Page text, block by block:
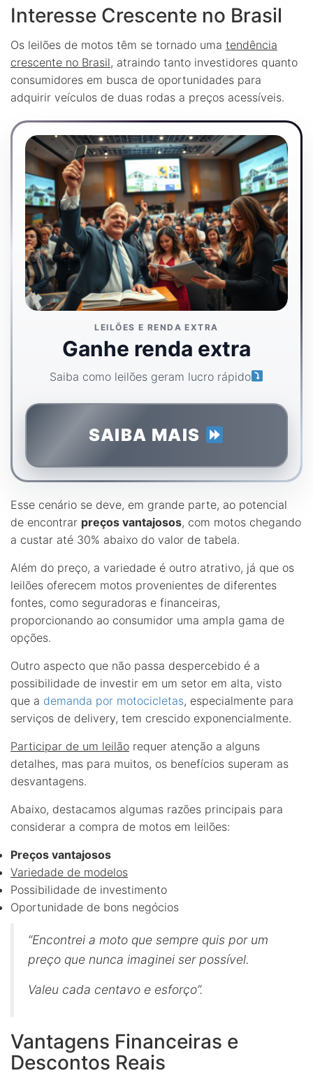
Interesse Crescente no Brasil
Os leilões de motos têm se tornado uma tendência
crescente no Brasil, atraindo tanto investidores quanto
consumidores em busca de oportunidades para
adquirir veículos de duas rodas a preços acessíveis.
LEILÕES E RENDA EXTRA
Ganhe renda extra
Saiba como leilões geram lucro rápido
SAIBA MAIS
Esse cenário se deve, em grande parte, ao potencial
de encontrar preços vantajosos, com motos chegando
a custar até 30% abaixo do valor de tabela.
Além do preço, a variedade é outro atrativo, já que os
leilões oferecem motos provenientes de diferentes
fontes, como seguradoras e financeiras,
proporcionando ao consumidor uma ampla gama de
opções.
Outro aspecto que não passa despercebido é a
possibilidade de investir em um setor em alta, visto
que a demanda por motocicletas, especialmente para
serviços de delivery, tem crescido exponencialmente.
Participar de um leilão requer atenção a alguns
detalhes, mas para muitos, os benefícios superam as
desvantagens.
Abaixo, destacamos algumas razões principais para
considerar a compra de motos em leilões:
Preços vantajosos
Variedade de modelos
Possibilidade de investimento
Oportunidade de bons negócios
“Encontrei a moto que sempre quis por um
preço que nunca imaginei ser possível.
Valeu cada centavo e esforço”.
Vantagens Financeiras e
Descontos Reais